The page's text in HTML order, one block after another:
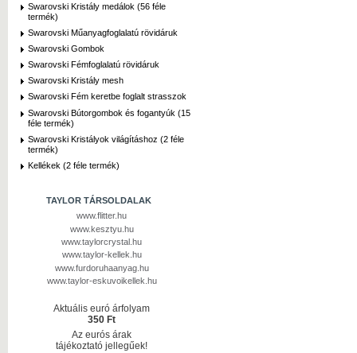
Swarovski Kristály medálok (56 féle
termék)
Swarovski Műanyagfoglalatú rövidáruk
Swarovski Gombok
Swarovski Fémfoglalatú rövidáruk
Swarovski Kristály mesh
Swarovski Fém keretbe foglalt strasszok
Swarovski Bútorgombok és fogantyúk (15
féle termék)
Swarovski Kristályok világításhoz (2 féle
termék)
Kellékek (2 féle termék)
TAYLOR TÁRSOLDALAK
www.flitter.hu
www.kesztyu.hu
www.taylorcrystal.hu
www.taylor-kellek.hu
www.furdoruhaanyag.hu
www.taylor-eskuvoikellek.hu
Aktuális euró árfolyam
350 Ft
Az eurós árak
tájékoztató jellegűek!